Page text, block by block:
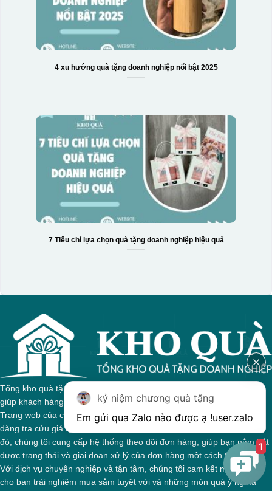
4 xu hướng quà tặng doanh nghiệp nổi bật 2025
7 Tiêu chí lựa chọn quà tặng doanh nghiệp hiệu quả
Tổng kho quà tặng của chúng tôi tự hào với sự đa dạng sản phẩm,
giúp khách hàng dễ dàng tìm kiếm quà tặng phù hợp cho mọi dịp.
Trang web của chúng tôi được thiết kế trực quan, cho phép bạn dễ
dàng tra cứu giá cả và thông tin chi tiết về từng sản phẩm. Bên cạnh
đó, chúng tôi cung cấp hệ thống theo dõi đơn hàng, giúp bạn nắm bắt
được trạng thái và giai đoạn xử lý của đơn hàng một cách thuận tiện.
Với dịch vụ chuyên nghiệp và tận tâm, chúng tôi cam kết mang đến
cho bạn trải nghiệm mua sắm tuyệt vời và những món quà ý nghĩa
kỷ niệm chương quà tặng
Em gửi qua Zalo nào được ạ !user.zalo
1